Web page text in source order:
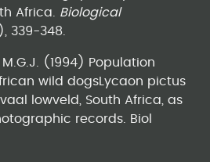
Africa. Biological
339-348.
(1994) Population
wild dogsLycaon pictus
lowveld, South Africa, as
records. Biol